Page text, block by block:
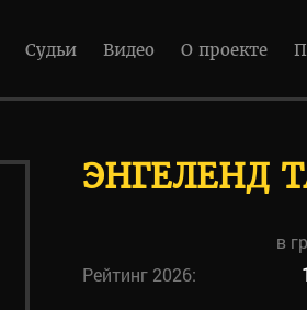
Судьи Видео О проекте
ЭНГЕЛЕНД
в
Рейтинг 2026: